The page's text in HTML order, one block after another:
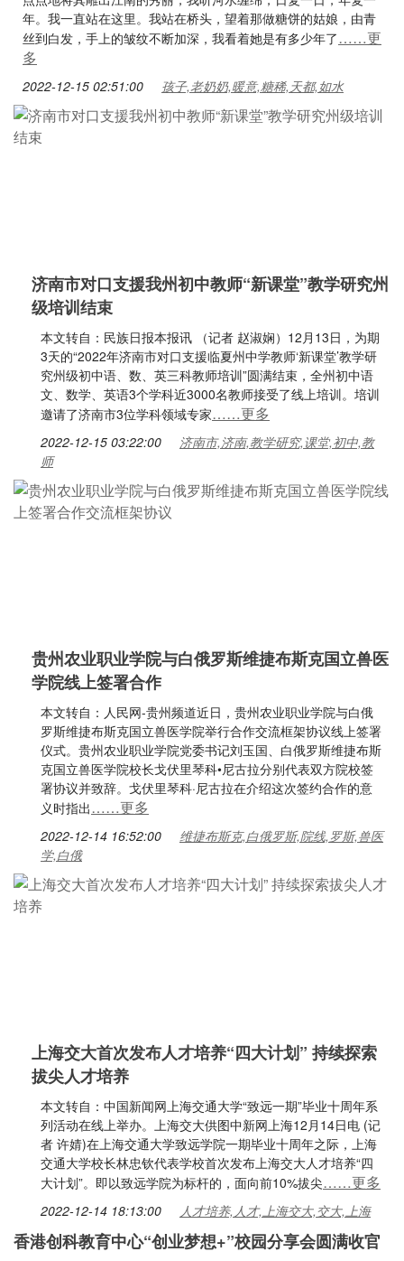
年。我一直站在这里。我站在桥头，望着那做糖饼的姑娘，由青
丝到白发，手上的皱纹不断加深，我看着她是有多少年了……更
多
2022-12-15 02:51:00 孩子,老奶奶,暖意,糖稀,天都,如水
济南市对口支援我州初中教师“新课堂”教学研究州
级培训结束
本文转自：民族日报本报讯 （记者 赵淑娴）12月13日，为期
3天的“2022年济南市对口支援临夏州中学教师‘新课堂’教学研
究州级初中语、数、英三科教师培训”圆满结束，全州初中语
文、数学、英语3个学科近3000名教师接受了线上培训。培训
邀请了济南市3位学科领域专家……更多
2022-12-15 03:22:00
济南市,济南,教学研究,课堂,初中,教
师
贵州农业职业学院与白俄罗斯维捷布斯克国立兽医
学院线上签署合作
本文转自：人民网-贵州频道近日，贵州农业职业学院与白俄
罗斯维捷布斯克国立兽医学院举行合作交流框架协议线上签署
仪式。贵州农业职业学院党委书记刘玉国、白俄罗斯维捷布斯
克国立兽医学院校长戈伏里琴科•尼古拉分别代表双方院校签
署协议并致辞。戈伏里琴科·尼古拉在介绍这次签约合作的意
义时指出……更多
2022-12-14 16:52:00
维捷布斯克,白俄罗斯,院线,罗斯,兽医
学,白俄
上海交大首次发布人才培养“四大计划” 持续探索
拔尖人才培养
本文转自：中国新闻网上海交通大学“致远一期”毕业十周年系
列活动在线上举办。上海交大供图中新网上海12月14日电 (记
者 许婧)在上海交通大学致远学院一期毕业十周年之际，上海
交通大学校长林忠钦代表学校首次发布上海交大人才培养“四
大计划”。即以致远学院为标杆的，面向前10%拔尖……更多
2022-12-14 18:13:00 人才培养,人才,上海交大,交大,上海
香港创科教育中心“创业梦想+”校园分享会圆满收官